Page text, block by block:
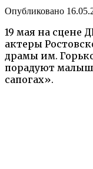
Опубликовано
19 мая на сцене
актеры
драмы им.
порадуют
сапогах».